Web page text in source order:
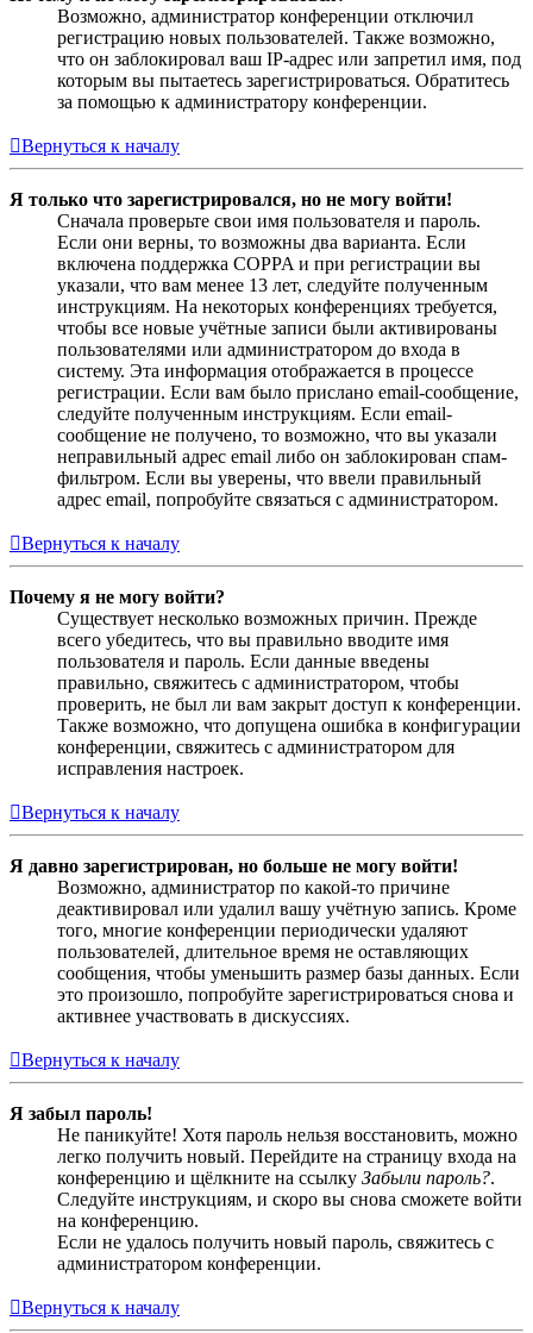
Возможно, администратор конференции отключил
регистрацию новых пользователей. Также возможно,
что он заблокировал ваш IP-адрес или запретил имя, под
которым вы пытаетесь зарегистрироваться. Обратитесь
за помощью к администратору конференции.
Вернуться к началу
Я только что зарегистрировался, но не могу войти!
Сначала проверьте свои имя пользователя и пароль.
Если они верны, то возможны два варианта. Если
включена поддержка COPPA и при регистрации вы
указали, что вам менее 13 лет, следуйте полученным
инструкциям. На некоторых конференциях требуется,
чтобы все новые учётные записи были активированы
пользователями или администратором до входа в
систему. Эта информация отображается в процессе
регистрации. Если вам было прислано email-сообщение,
следуйте полученным инструкциям. Если email-
сообщение не получено, то возможно, что вы указали
неправильный адрес email либо он заблокирован спам-
фильтром. Если вы уверены, что ввели правильный
адрес email, попробуйте связаться с администратором.
Вернуться к началу
Почему я не могу войти?
Существует несколько возможных причин. Прежде
всего убедитесь, что вы правильно вводите имя
пользователя и пароль. Если данные введены
правильно, свяжитесь с администратором, чтобы
проверить, не был ли вам закрыт доступ к конференции.
Также возможно, что допущена ошибка в конфигурации
конференции, свяжитесь с администратором для
исправления настроек.
Вернуться к началу
Я давно зарегистрирован, но больше не могу войти!
Возможно, администратор по какой-то причине
деактивировал или удалил вашу учётную запись. Кроме
того, многие конференции периодически удаляют
пользователей, длительное время не оставляющих
сообщения, чтобы уменьшить размер базы данных. Если
это произошло, попробуйте зарегистрироваться снова и
активнее участвовать в дискуссиях.
Вернуться к началу
Я забыл пароль!
Не паникуйте! Хотя пароль нельзя восстановить, можно
легко получить новый. Перейдите на страницу входа на
конференцию и щёлкните на ссылку Забыли пароль?.
Следуйте инструкциям, и скоро вы снова сможете войти
на конференцию.
Если не удалось получить новый пароль, свяжитесь с
администратором конференции.
Вернуться к началу